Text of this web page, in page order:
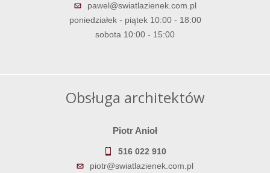
pawel@swiatlazienek.com.pl
poniedziałek - piątek 10:00 - 18:00
sobota 10:00 - 15:00
Obsługa architektów
Piotr Anioł
516 022 910
piotr@swiatlazienek.com.pl